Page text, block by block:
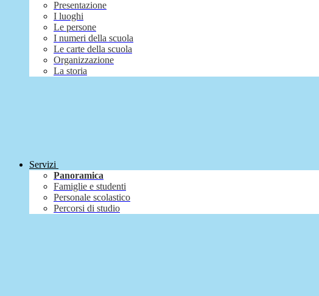
Presentazione
I luoghi
Le persone
I numeri della scuola
Le carte della scuola
Organizzazione
La storia
Servizi
Panoramica
Famiglie e studenti
Personale scolastico
Percorsi di studio